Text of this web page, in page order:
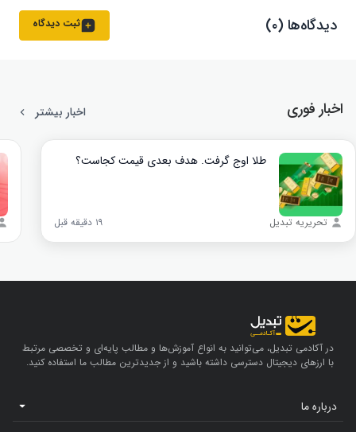
دیدگاه‌ها (۰) ثبت دیدگاه
اخبار فوری اخبار بیشتر
طلا اوج گرفت. هدف بعدی قیمت کجاست؟
تحریریه تبدیل ۱۹ دقیقه قبل
در آکادمی تبدیل، می‌توانید به انواع آموزش‌ها و مطالب پایه‌ای و تخصصی مرتبط
با ارزهای دیجیتال دسترسی داشته باشید و از جدیدترین مطالب ما استفاده کنید.
درباره ما